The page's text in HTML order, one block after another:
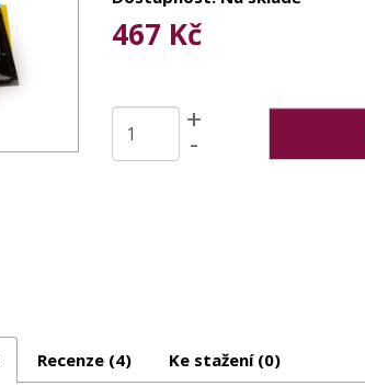
467 Kč
+
-
Recenze (4) Ke stažení (0)